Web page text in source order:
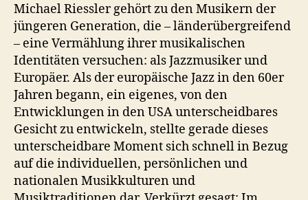
Michael Riessler gehört zu den Musikern der
jüngeren Generation, die – länderübergreifend
– eine Vermählung ihrer musikalischen
Identitäten versuchen: als Jazzmusiker und
Europäer. Als der europäische Jazz in den 60er
Jahren begann, ein eigenes, von den
Entwicklungen in den USA unterscheidbares
Gesicht zu entwickeln, stellte gerade dieses
unterscheidbare Moment sich schnell in Bezug
auf die individuellen, persönlichen und
nationalen Musikkulturen und